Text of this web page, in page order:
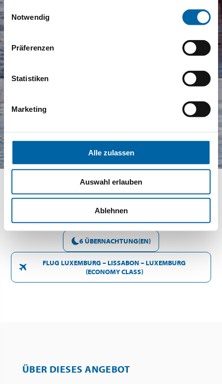
Einwilligungsauswahl
Notwendig
Präferenzen
Statistiken
Marketing
Alle zulassen
Auswahl erlauben
Ablehnen
6 ÜBERNACHTUNG(EN)
FLUG LUXEMBURG – LISSABON – LUXEMBURG
(ECONOMY CLASS)
ÜBER DIESES ANGEBOT